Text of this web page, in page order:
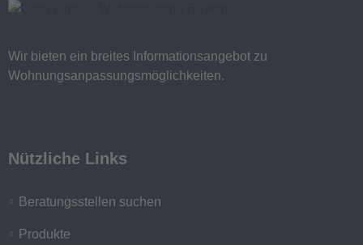
Wir bieten ein breites Informationsangebot zu
Wohnungsanpassungsmöglichkeiten.
Nützliche Links
Beratungsstellen suchen
Produkte